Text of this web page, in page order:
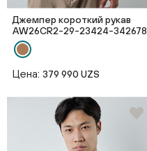
Джемпер короткий рукав
AW26CR2-29-23424-342678
Цена: 379 990 UZS